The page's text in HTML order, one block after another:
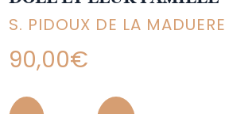
S. PIDOUX DE LA MADUERE
90,00€
Quantity